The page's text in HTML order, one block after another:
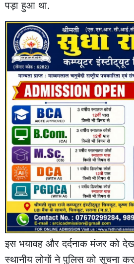
पड़ा हुआ था.
इस भयावह और दर्दनाक मंजर को
स्थानीय लोगों ने पुलिस को सूचना